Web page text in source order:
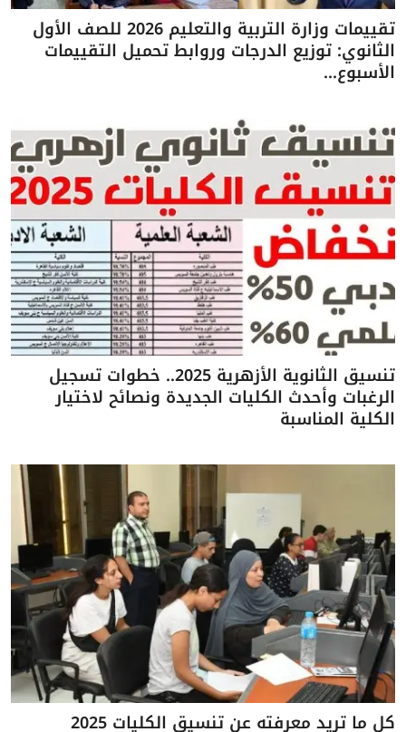
تقييمات وزارة التربية والتعليم 2026 للصف الأول
الثانوي: توزيع الدرجات وروابط تحميل التقييمات
الأسبوع...
تنسيق الثانوية الأزهرية 2025.. خطوات تسجيل
الرغبات وأحدث الكليات الجديدة ونصائح لاختيار
الكلية المناسبة
كل ما تريد معرفته عن تنسيق الكليات 2025